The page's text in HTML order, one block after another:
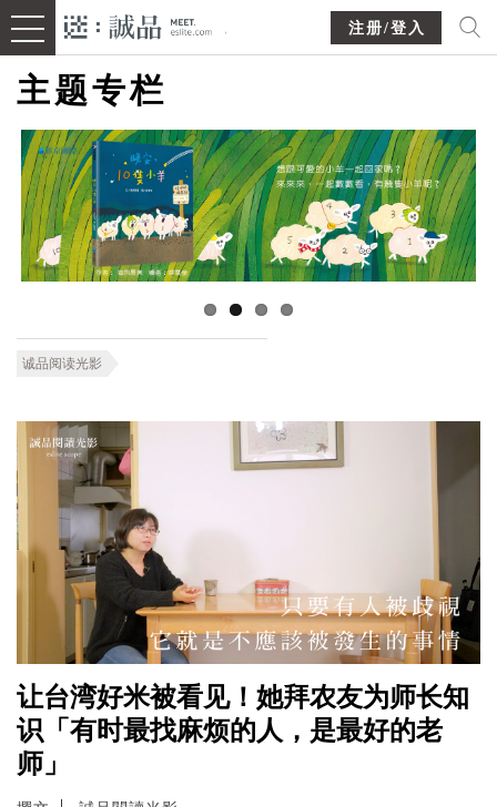
注册/登入
主题专栏
诚品阅读光影
让台湾好米被看见！她拜农友为师长知
识「有时最找麻烦的人，是最好的老
师」